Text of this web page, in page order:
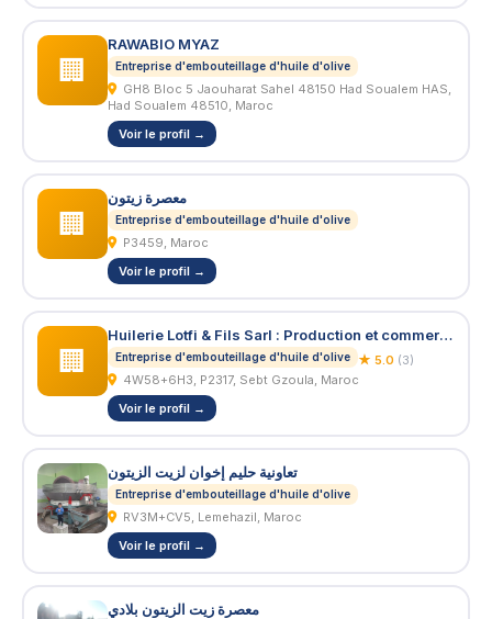
🏢
RAWABIO MYAZ
Entreprise d'embouteillage d'huile d'olive
Had Soualem 48510, Maroc
Voir le profil →
🏢
معصرة زيتون
Entreprise d'embouteillage d'huile d'olive
P3459, Maroc
Voir le profil →
🏢
Huilerie Lotfi & Fils Sarl : Production et commercialisation d'huile d'olives
Entreprise d'embouteillage d'huile d'olive ★ 5.0 (3)
4W58+6H3, P2317, Sebt Gzoula, Maroc
Voir le profil →
تعاونية حليم إخوان لزيت الزيتون
Entreprise d'embouteillage d'huile d'olive
RV3M+CV5, Lemehazil, Maroc
Voir le profil →
معصرة زيت الزيتون بلادي